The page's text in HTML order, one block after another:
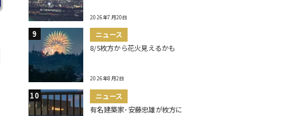
2026年7月20日
ニュース
8/5枚方から花火見えるかも
2026年8月2日
ニュース
有名建築家･安藤忠雄が枚方に